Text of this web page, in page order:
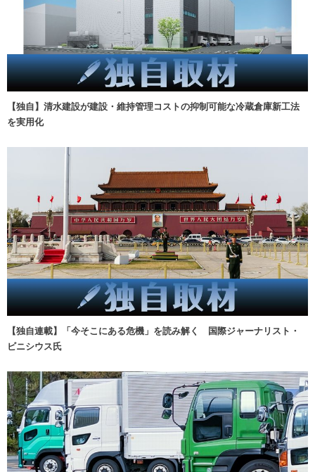
【独自】清水建設が建設・維持管理コストの抑制可能な冷蔵倉庫新工法
を実用化
【独自連載】「今そこにある危機」を読み解く 国際ジャーナリスト・
ビニシウス氏